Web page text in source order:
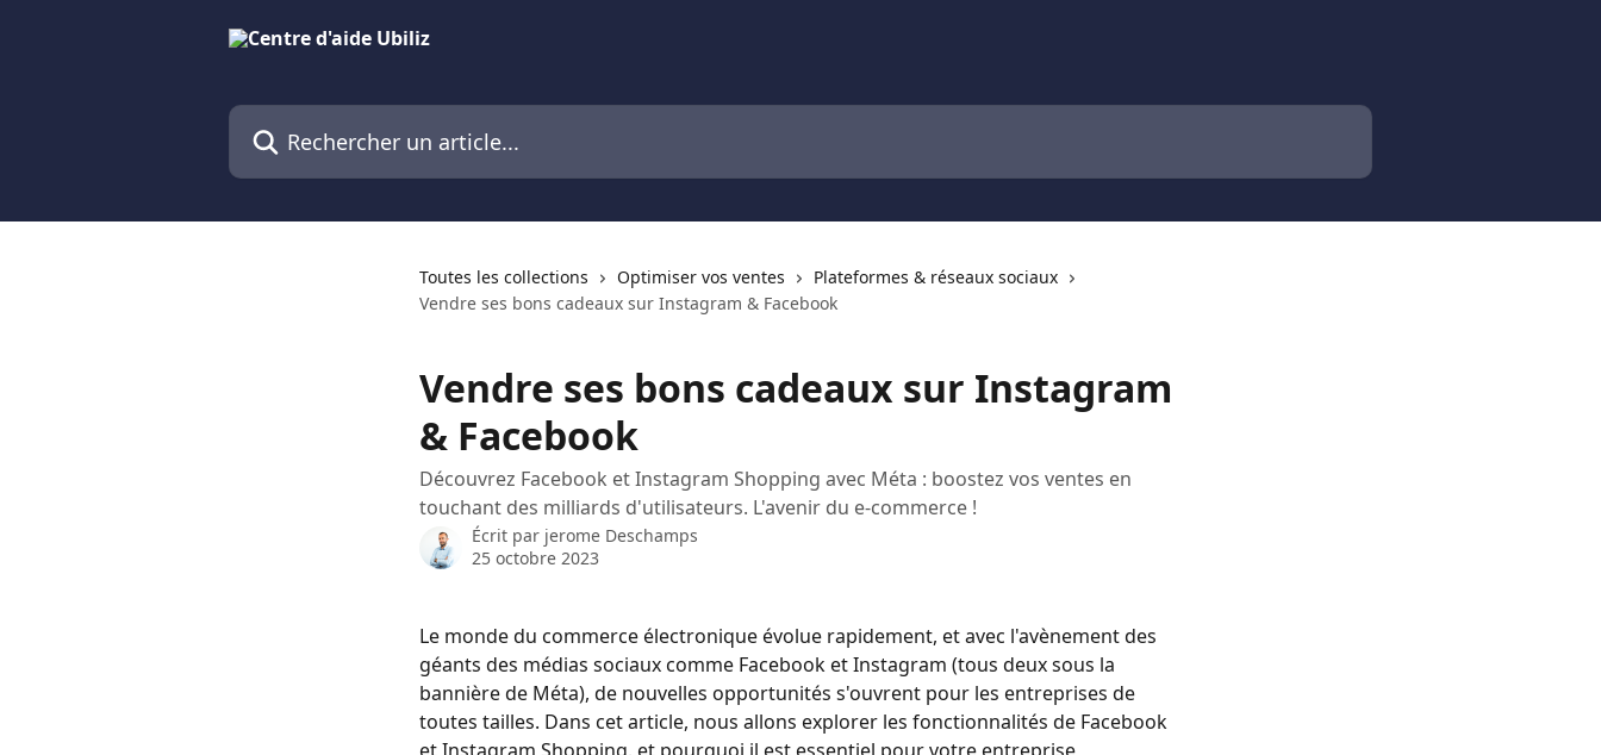
Rechercher un article...
Toutes les collections Optimiser vos ventes
Plateformes & réseaux sociaux
Vendre ses bons cadeaux sur Instagram & Facebook
Vendre ses bons cadeaux sur Instagram
& Facebook
Découvrez Facebook et Instagram Shopping avec Méta : boostez vos ventes en
touchant des milliards d'utilisateurs. L'avenir du e-commerce !
Écrit par jerome Deschamps
25 octobre 2023
Le monde du commerce électronique évolue rapidement, et avec l'avènement des
géants des médias sociaux comme Facebook et Instagram (tous deux sous la
bannière de Méta), de nouvelles opportunités s'ouvrent pour les entreprises de
toutes tailles. Dans cet article, nous allons explorer les fonctionnalités de Facebook